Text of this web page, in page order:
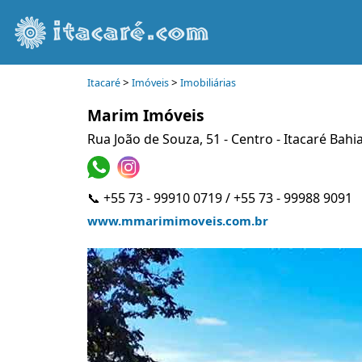
Itacaré> Imóveis> Imobiliárias
Marim Imóveis
Rua João de Souza, 51 - Centro - Itacaré
📞 +55 73 - 99910 0719 / +55 73 - 99988 9091
www.mmarimimoveis.com.br